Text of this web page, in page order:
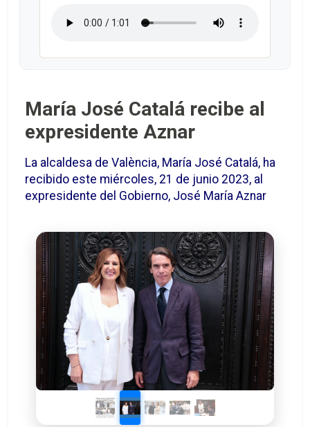
María José Catalá recibe al
expresidente Aznar
La alcaldesa de València, María José Catalá, ha
recibido este miércoles, 21 de junio 2023, al
expresidente del Gobierno, José María Aznar